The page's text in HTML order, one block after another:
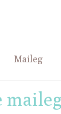
Maileg